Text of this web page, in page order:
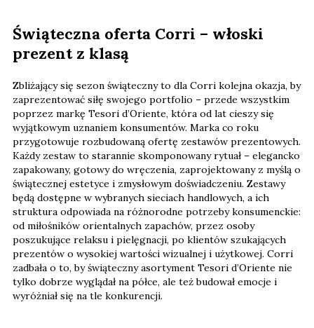
Świąteczna oferta Corri – włoski
prezent z klasą
Zbliżający się sezon świąteczny to dla Corri kolejna okazja, by
zaprezentować siłę swojego portfolio – przede wszystkim
poprzez markę Tesori d’Oriente, która od lat cieszy się
wyjątkowym uznaniem konsumentów. Marka co roku
przygotowuje rozbudowaną ofertę zestawów prezentowych.
Każdy zestaw to starannie skomponowany rytuał – elegancko
zapakowany, gotowy do wręczenia, zaprojektowany z myślą o
świątecznej estetyce i zmysłowym doświadczeniu. Zestawy
będą dostępne w wybranych sieciach handlowych, a ich
struktura odpowiada na różnorodne potrzeby konsumenckie:
od miłośników orientalnych zapachów, przez osoby
poszukujące relaksu i pielęgnacji, po klientów szukających
prezentów o wysokiej wartości wizualnej i użytkowej. Corri
zadbała o to, by świąteczny asortyment Tesori d’Oriente nie
tylko dobrze wyglądał na półce, ale też budował emocje i
wyróżniał się na tle konkurencji.